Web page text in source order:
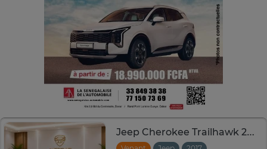
Jeep Cherokee Trailhawk 2017